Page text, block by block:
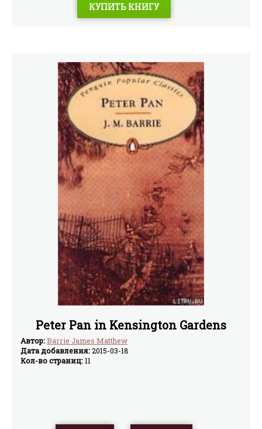
КУПИТЬ КНИГУ
Peter Pan in Kensington Gardens
Автор:Barrie James Matthew
Дата добавления:2015-03-18
Кол-во страниц:11